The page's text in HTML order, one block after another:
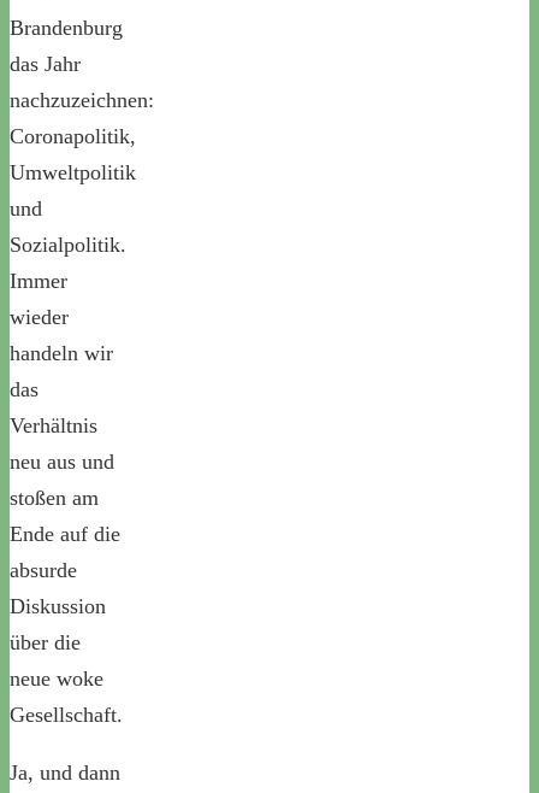
Brandenburg
das Jahr
nachzuzeichnen:
Coronapolitik,
Umweltpolitik
und
Sozialpolitik.
Immer
wieder
handeln wir
das
Verhältnis
neu aus und
stoßen am
Ende auf die
absurde
Diskussion
über die
neue woke
Gesellschaft.
Ja, und dann